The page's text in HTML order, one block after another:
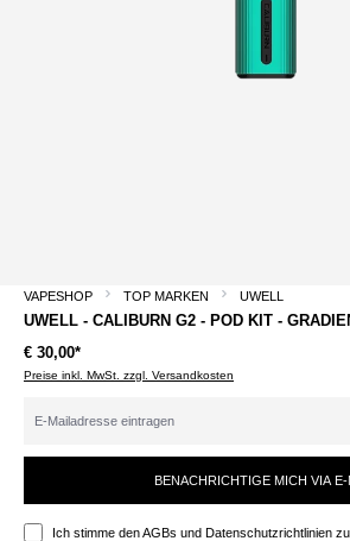
VAPESHOP TOP MARKEN UWELL
UWELL - CALIBURN G2 - POD KIT -
€ 30,00*
Preise inkl. MwSt. zzgl. Versandkosten
BENACHRICHTIGE MICH VIA E-
Ich stimme denAGBs und Datenschutzrichtlinien zu